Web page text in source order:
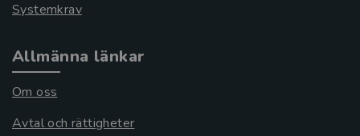
Systemkrav
Allmänna länkar
Om oss
Avtal och rättigheter